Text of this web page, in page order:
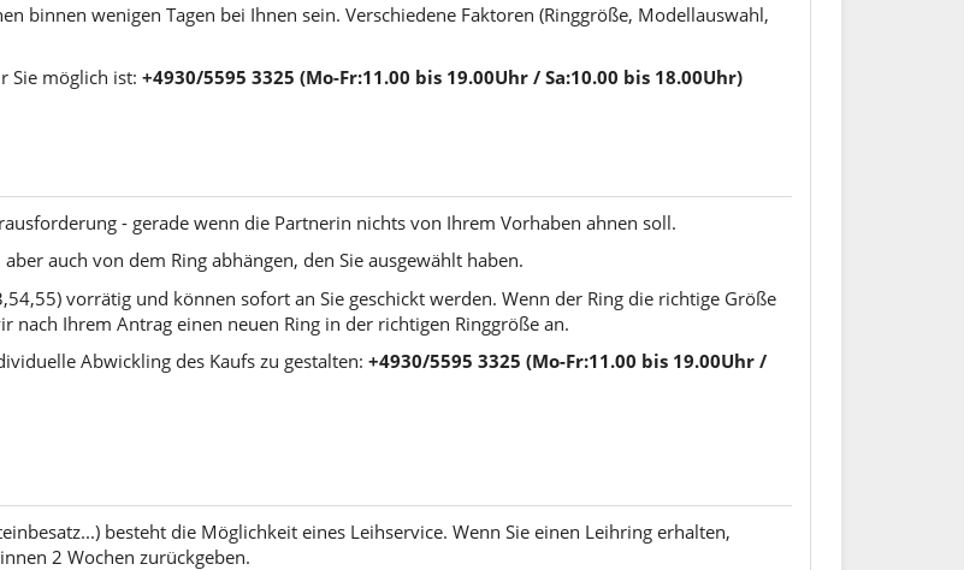
binnen wenigen Tagen bei Ihnen sein. Verschiedene Faktoren (Ringgröße, Modellauswahl,
Sie möglich ist: +4930/5595 3325 (Mo-Fr:11.00 bis 19.00Uhr / Sa:10.00 bis 18.00Uhr)
- gerade wenn die Partnerin nichts von Ihrem Vorhaben ahnen soll.
auch von dem Ring abhängen, den Sie ausgewählt haben.
vorrätig und können sofort an Sie geschickt werden. Wenn der Ring die richtige Größe
Ihrem Antrag einen neuen Ring in der richtigen Ringgröße an.
Abwickling des Kaufs zu gestalten: +4930/5595 3325 (Mo-Fr:11.00 bis 19.00Uhr /
besteht die Möglichkeit eines Leihservice. Wenn Sie einen Leihring erhalten,
2 Wochen zurückgeben.